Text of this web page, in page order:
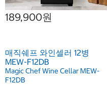
189,900원
매직쉐프 와인셀러 12병
MEW-F12DB
Magic Chef Wine Cellar MEW-
F12DB